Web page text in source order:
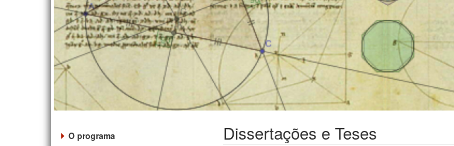
O programa Dissertações e Teses